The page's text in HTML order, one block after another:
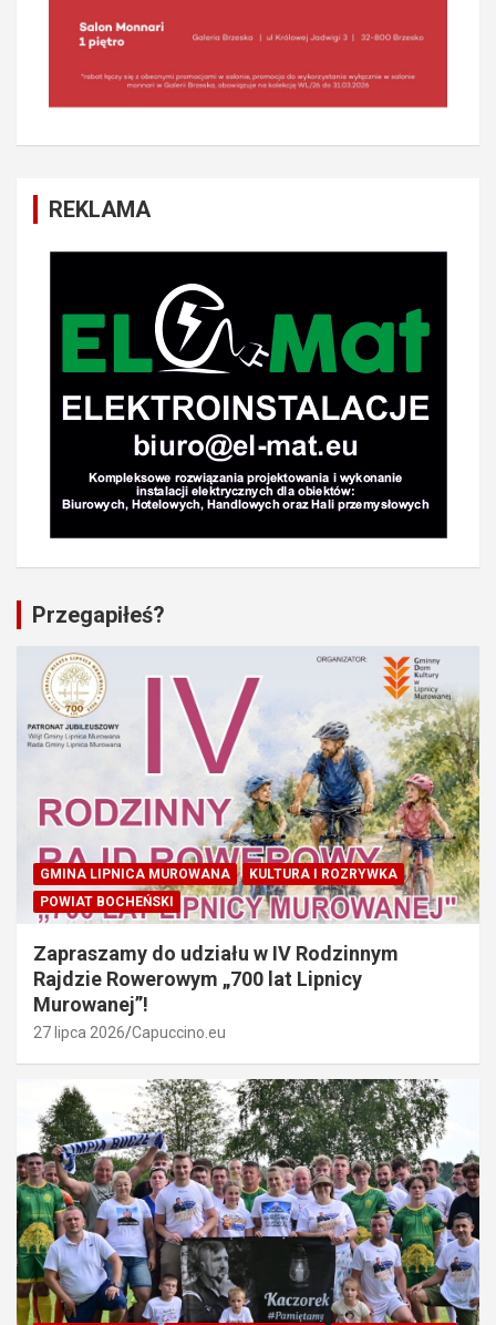
REKLAMA
Przegapiłeś?
GMINA LIPNICA MUROWANA
KULTURA I ROZRYWKA
POWIAT BOCHEŃSKI
Zapraszamy do udziału w IV Rodzinnym
Rajdzie Rowerowym „700 lat Lipnicy
Murowanej”!
27 lipca 2026 Capuccino.eu